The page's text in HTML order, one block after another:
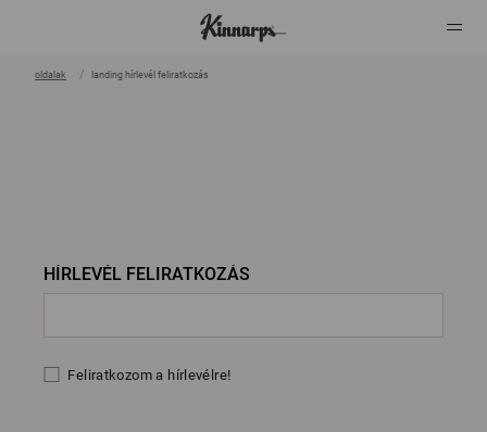
oldalak landing hírlevél feliratkozás
HÍRLEVÉL FELIRATKOZÁS
Feliratkozom a hírlevélre!